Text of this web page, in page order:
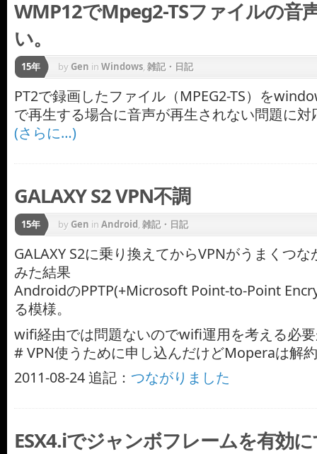
WMP12でMpeg2-TSファイルの音
い。
15年 by Gen in Windows 雑記・日記
PT2で録画したファイル（MPEG2-TS）を
で再生する場合に音声が再生されない問題に対
(さらに…)
GALAXY S2 VPN不調
15年 by Gen in Android 雑記・日記
GALAXY S2に乗り換えてからVPNがうまくつ
みた結果
AndroidのPPTP(+Microsoft Point-to-Point
る模様。
wifi経由では問題ないのでwifi運用を考える必
# VPN使うために申し込んだけどMoperaは解
2011-08-24 追記： つながりました
ESX4.iでジャンボフレームを有効